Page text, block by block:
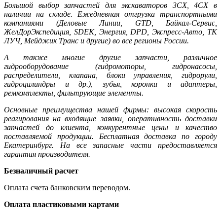
Большой выбор запчастей для экскаваторов 3CX, 4CX в
наличии на складе. Ежедневная отгрузка транспортными
компаниями (Деловые Линии, GTD, Байкал-Сервис,
ЖелДорЭкспедиция, SDEK, Энергия, DPD, Экспресс-Авто, ТК
ЛУЧ, Мейджик Транс и другие) во все регионы России.
А также многие другие запчасти, различное
гидрооборудование (гидромоторы, гидронасосы,
распределители, клапана, блоки управления, гидрорули,
гидроцилиндры и др.), зубья, коронки и адаптеры,
ремкомплекты, фильтрующие элементы.
Основные преимущества нашей фирмы: высокая скорость
реагирования на входящие заявки, оперативность доставки
запчастей до клиента, конкурентные цены и качество
поставляемой продукции. Бесплатная доставка по городу
Екатеринбург. На все запасные части предоставляется
гарантия производителя.
Безналичный расчет
Оплата счета банковским переводом.
Оплата пластиковыми картами